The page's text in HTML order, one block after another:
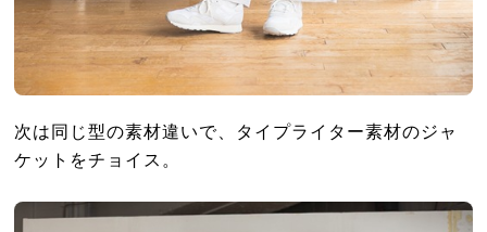
次は同じ型の素材違いで、タイプライター素材のジャ
ケットをチョイス。